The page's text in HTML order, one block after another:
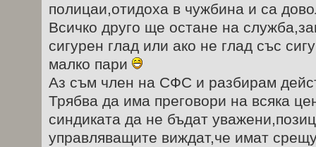
полицаи,отидоха в чужбина и са
Всичко друго ще остане на
сигурен глад или ако не глад със
малко пари
Аз съм член на СФС и разбирам
Трябва да има преговори на всяка
синдиката да не бъдат
управляващите виждат,че имат